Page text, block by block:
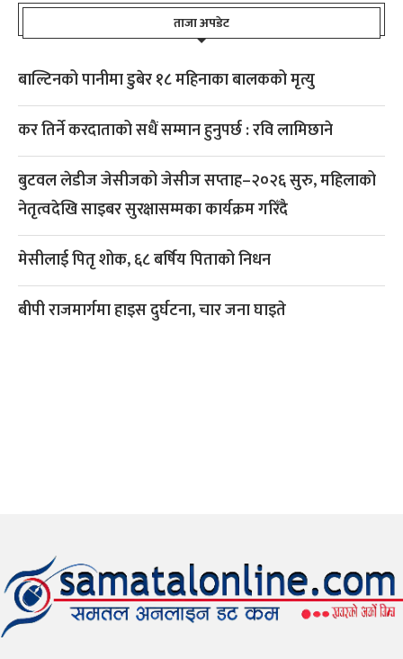
ताजा अपडेट
बाल्टिनको पानीमा डुबेर १८ महिनाका बालकको मृत्यु
कर तिर्ने करदाताको सधैं सम्मान हुनुपर्छ : रवि लामिछाने
बुटवल लेडीज जेसीजको जेसीज सप्ताह–२०२६ सुरु, महिलाको
नेतृत्वदेखि साइबर सुरक्षासम्मका कार्यक्रम गरिँदै
मेसीलाई पितृ शोक, ६८ बर्षिय पिताको निधन
बीपी राजमार्गमा हाइस दुर्घटना, चार जना घाइते